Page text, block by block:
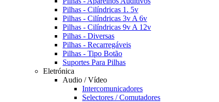
Pilhas - Cilíndricas 1. 5v
Pilhas - Cilíndricas 3v A 6v
Pilhas - Cilíndricas 9v A 12v
Pilhas - Diversas
Pilhas - Recarregáveis
Pilhas - Tipo Botão
Suportes Para Pilhas
Eletrónica
Audio / Vídeo
Intercomunicadores
Selectores / Comutadores